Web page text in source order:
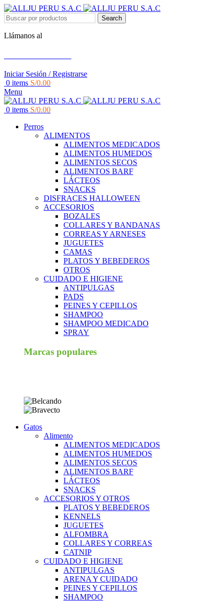
Search
Llámanos al
Iniciar Sesión / Registrarse
0 items S/0.00
Menu
0 items S/0.00
Perros
ALIMENTOS
ALIMENTOS MEDICADOS
ALIMENTOS HUMEDOS
ALIMENTOS SECOS
ALIMENTOS BARF
LÁCTEOS
SNACKS
DISFRACES HALLOWEEN
ACCESORIOS
BOZALES
COLLARES Y BANDANAS
CORREAS Y ARNESES
JUGUETES
CAMAS
PLATOS Y BEBEDEROS
OTROS
CUIDADO E HIGIENE
ANTIPULGAS
PADS
PEINES Y CEPILLOS
SHAMPOO
SHAMPOO MEDICADO
SPRAY
Marcas populares
Gatos
Alimento
ALIMENTOS MEDICADOS
ALIMENTOS HUMEDOS
ALIMENTOS SECOS
ALIMENTOS BARF
LÁCTEOS
SNACKS
ACCESORIOS Y OTROS
PLATOS Y BEBEDEROS
KENNELS
JUGUETES
ALFOMBRA
COLLARES Y CORREAS
CATNIP
CUIDADO E HIGIENE
ANTIPULGAS
ARENA Y CUIDADO
PEINES Y CEPILLOS
SHAMPOO